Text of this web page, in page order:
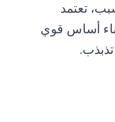
تعتمد
أساس قوي